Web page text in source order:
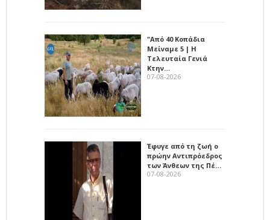
"Από 40 Κοπάδια
Μείναμε 5 | Η
Τελευταία Γενιά
Κτην…
07-08-2026
Έφυγε από τη ζωή ο
πρώην Αντιπρόεδρος
των Άνθεων της Πέ…
07-08-2026